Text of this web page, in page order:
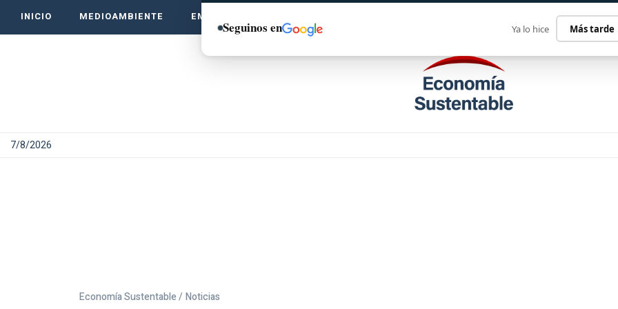
INICIO MEDIOAMBIENTE EMPRENDE VERDE
7/8/2026
Economía Sustentable / Noticias
Seguinos en Ya lo hice Más tarde